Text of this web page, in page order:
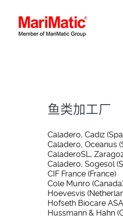
鱼类加工厂
Caladero, Cadiz
Caladero, Oceanus
CaladeroSL,
Caladero, Sogesol
CIF France (France)
Cole Munro
Hoevesvis
Hofseth Biocare
Hussmann & Hahn